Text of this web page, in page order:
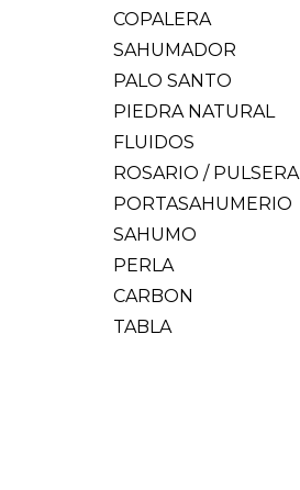
COPALERA
SAHUMADOR
PALO SANTO
PIEDRA NATURAL
FLUIDOS
ROSARIO / PULSERA
PORTASAHUMERIO
SAHUMO
PERLA
CARBON
TABLA